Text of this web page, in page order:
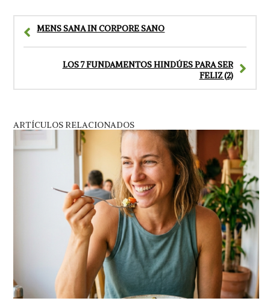
MENS SANA IN CORPORE SANO
LOS 7 FUNDAMENTOS HINDÚES PARA SER
FELIZ (2)
ARTÍCULOS RELACIONADOS